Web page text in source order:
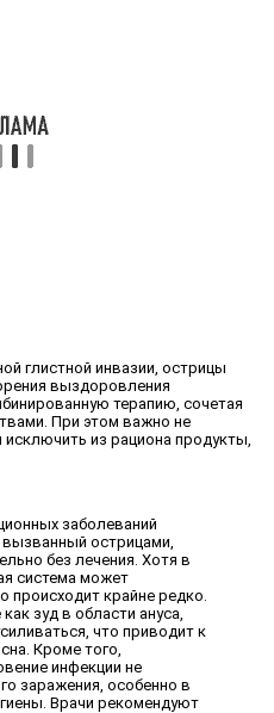
глистной инвазии, острицы
выздоровления
терапию, сочетая
При этом важно не
из рациона продукты,
заболеваний
острицами,
без лечения. Хотя в
система может
происходит крайне редко.
зуд в области ануса,
что приводит к
Кроме того,
инфекции не
заражения, особенно в
Врачи рекомендуют